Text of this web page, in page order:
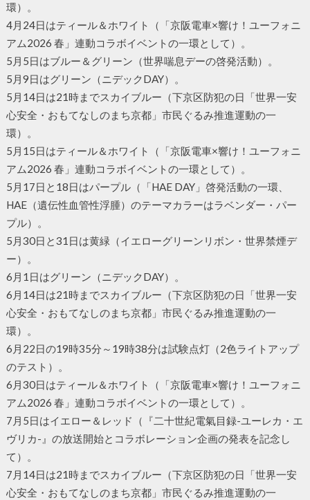
環）。
4月24日はティール＆ホワイト（「京阪電車×響け！ユーフォニ
アム2026 春」連動コラボイベントの一環として）。
5月5日はブルー＆グリーン（世界喘息デーの啓発活動）。
5月9日はグリーン（ニデックDAY）。
5月14日は21時までスカイブルー（下京区防犯の日「世界一安
心安全・おもてなしのまち京都」市民ぐるみ推進運動の一
環）。
5月15日はティール＆ホワイト（「京阪電車×響け！ユーフォニ
アム2026 春」連動コラボイベントの一環として）。
5月17日と18日はパープル（「HAE DAY」啓発活動の一環、
HAE（遺伝性血管性浮腫）のテーマカラーはラベンダー・パー
プル）。
5月30日と31日は黄緑（イエローグリーンリボン・世界禁煙デ
ー）。
6月1日はグリーン（ニデックDAY）。
6月14日は21時までスカイブルー（下京区防犯の日「世界一安
心安全・おもてなしのまち京都」市民ぐるみ推進運動の一
環）。
6月22日の19時35分～19時38分は試験点灯（2色ライトアップ
のテスト）。
6月30日はティール＆ホワイト（「京阪電車×響け！ユーフォニ
アム2026 春」連動コラボイベントの一環として）。
7月5日はイエロー＆レッド（『二十世紀電氣目録-ユーレカ・エ
ヴリカ-』の放送開始とコラボレーション企画の発表を記念し
て）。
7月14日は21時までスカイブルー（下京区防犯の日「世界一安
心安全・おもてなしのまち京都」市民ぐるみ推進運動の一